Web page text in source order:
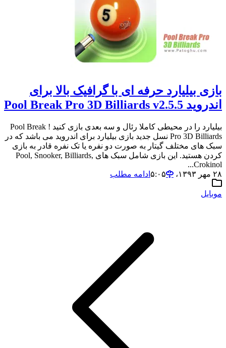
بازی بیلیارد حرفه ای با گرافیک بالا برای
اندروید Pool Break Pro 3D Billiards v2.5.5
بیلیارد را در محیطی کاملا رئال و سه بعدی بازی کنید ! Pool Break
Pro 3D Billiards نسل جدید بازی بیلیارد برای اندروید می باشد که در
سبک های مختلف گیتار به صورت دو نفره یا تک نفره قادر به بازی
کردن هستید. این بازی شامل سبک های Pool, Snooker, Billiards,
Crokinol...
۲۸ مهر ۱۳۹۳،‏ ۵:۰۵
ادامه مطلب
موبایل